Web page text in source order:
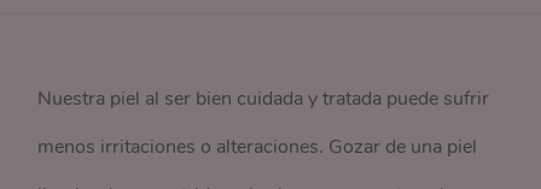
Nuestra piel al ser bien cuidada y tratada puede sufrir
menos irritaciones o alteraciones. Gozar de una piel